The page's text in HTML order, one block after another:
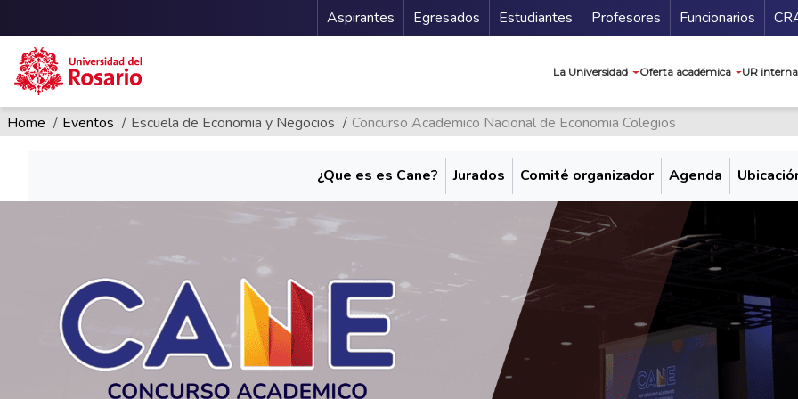
Pasar al contenido principal
Menu Secundario
Aspirantes Egresados Estudiantes Profesores Funcionarios
La Universidad Oferta académica UR
Ruta de navegación
Home Eventos Escuela de Economia y Negocios Concurso Academico Nacional de Economia Colegios
¿Que es es Cane? Jurados Comité organizador Agenda